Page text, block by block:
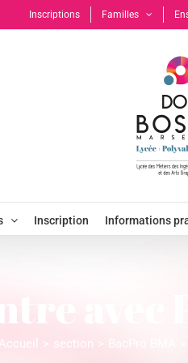
Inscriptions Familles
Inscription Informations
Accueil section